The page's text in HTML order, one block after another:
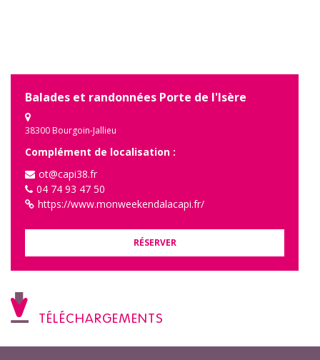
Balades et randonnées Porte de l'Isère
38300 Bourgoin-Jallieu
Complément de localisation :
ot@capi38.fr
04 74 93 47 50
https://www.monweekendalacapi.fr/
RÉSERVER
TÉLÉCHARGEMENTS